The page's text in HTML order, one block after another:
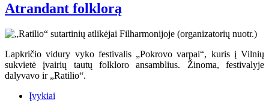
Atrandant folklorą
Lapkričio vidury vyko festivalis „Pokrovo varpai“, kuris į Vilnių
sukvietė įvairių tautų folkloro ansamblius. Žinoma, festivalyje
dalyvavo ir „Ratilio“.
Įvykiai